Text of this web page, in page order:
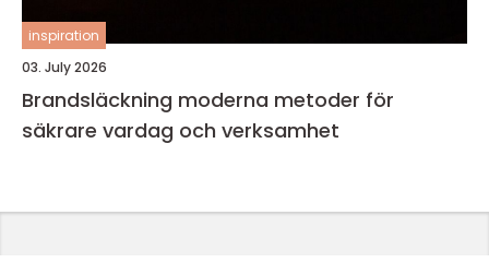
inspiration
03. July 2026
Brandsläckning moderna metoder för
säkrare vardag och verksamhet